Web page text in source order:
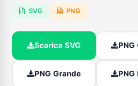
SVG PNG
Scarica SVG PNG
PNG Grande PNG